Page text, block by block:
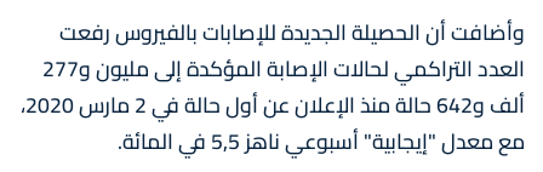
وأضافت أن الحصيلة الجديدة للإصابات بالفيروس رفعت
العدد التراكمي لحالات الإصابة المؤكدة إلى مليون و277
ألف و642 حالة منذ الإعلان عن أول حالة في 2 مارس 2020،
مع معدل "إيجابية" أسبوعي ناهز 5,5 في المائة.